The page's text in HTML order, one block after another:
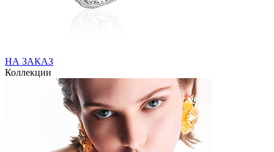
НА ЗАКАЗ
Коллекции